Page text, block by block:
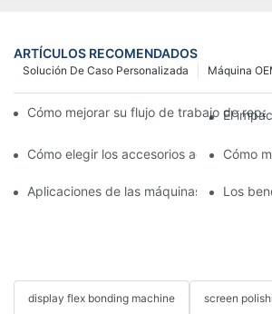
ARTÍCULOS RECOMENDADOS
Máquina
Solución De Caso Personalizada
Cómo mejorar su flujo de trabajo de
El
Cómo elegir los accesorios adecuados
Cómo
Aplicaciones de las máquinas deLos
display flex bonding machine screen